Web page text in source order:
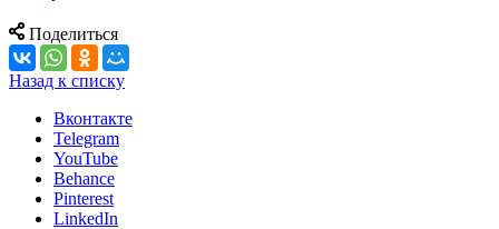
Поделиться
Назад к списку
Вконтакте
Telegram
YouTube
Behance
Pinterest
LinkedIn